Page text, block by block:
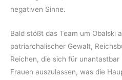
negativen Sinne.
Bald stößt das Team um Obalski
patriarchalischer Gewalt,
Reichen, die sich für
Frauen auszulassen, was die